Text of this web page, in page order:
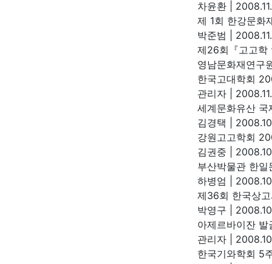
차윤환
제 1회 한강문화
박준범
제26회『고고학
영남문화재연구
한국고대학회
관리자
세계문화유산 국
김경택
강원고고학회
김권중
부산박물관 한
하병엄
제36회 한국상
박영구
아제르바이잔
관리자
한국기와학회 5